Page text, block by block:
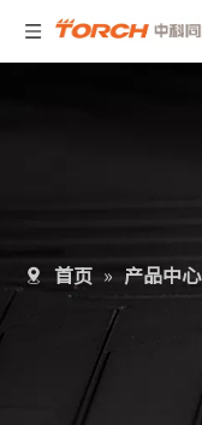
首页 » 产品中心